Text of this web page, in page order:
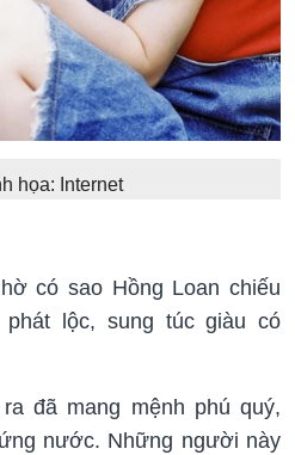
họa: Internet
có sao Hồng Loan chiếu
lộc, sung túc giàu có
đã mang mệnh phú quý,
nước. Những người này